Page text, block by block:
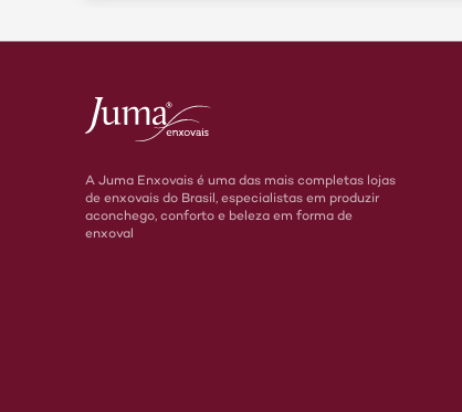
A Juma Enxovais é uma das mais completas lojas
de enxovais do Brasil, especialistas em produzir
aconchego, conforto e beleza em forma de
enxoval